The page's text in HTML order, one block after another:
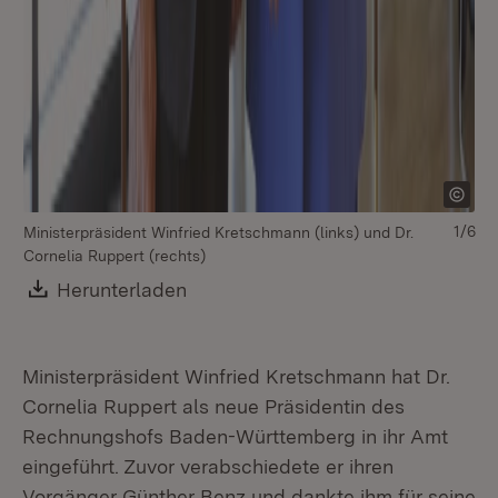
Ministerpräsident Winfried Kretschmann (links) und Dr.
Cornelia Ruppert (rechts)
Download:
Herunterladen
1/6
Ministerpräsident Winfried Kretschmann hat Dr.
Cornelia Ruppert als neue Präsidentin des
Rechnungshofs Baden-Württemberg in ihr Amt
eingeführt. Zuvor verabschiedete er ihren